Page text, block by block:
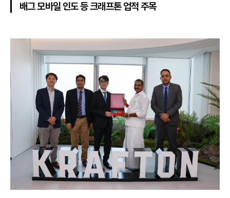
배그 모바일 인도 등 크래프톤 업적 주목